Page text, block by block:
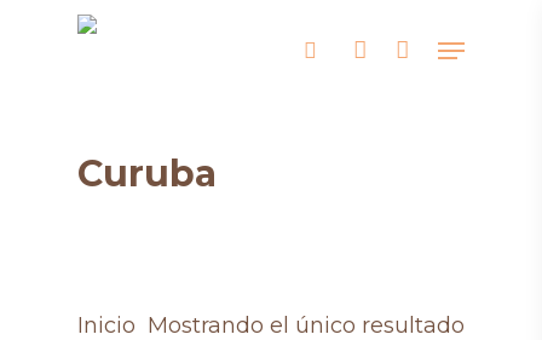
searchaccount
Menu
Curuba
Mostrando el único resultado
Inicio